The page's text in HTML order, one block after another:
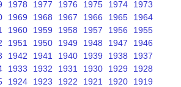
1978 1977 1976 1975 1974
1973
1969 1968 1967 1966 1965
1964
1960 1959 1958 1957 1956
1955
1951 1950 1949 1948 1947
1946
1942 1941 1940 1939 1938
1937
1933 1932 1931 1930 1929
1928
1924 1923 1922 1921 1920
1919